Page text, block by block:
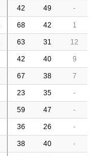
42 49 -
68 42 1
63 31 12
42 40 9
67 38 7
23 35 -
59 47 -
36 26 -
38 40 -